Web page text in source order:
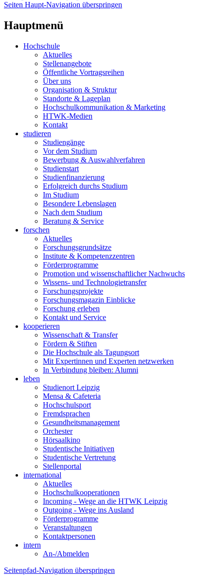
Seiten Haupt-Navigation überspringen
Hauptmenü
Hochschule
Aktuelles
Stellenangebote
Öffentliche Vortragsreihen
Über uns
Organisation & Struktur
Standorte & Lageplan
Hochschulkommunikation & Marketing
HTWK-Medien
Kontakt
studieren
Studiengänge
Vor dem Studium
Bewerbung & Auswahlverfahren
Studienstart
Studienfinanzierung
Erfolgreich durchs Studium
Im Studium
Besondere Lebenslagen
Nach dem Studium
Beratung & Service
forschen
Aktuelles
Forschungsgrundsätze
Institute & Kompetenzzentren
Förderprogramme
Promotion und wissenschaftlicher Nachwuchs
Wissens- und Technologietransfer
Forschungsprojekte
Forschungsmagazin Einblicke
Forschung erleben
Kontakt und Service
kooperieren
Wissenschaft & Transfer
Fördern & Stiften
Die Hochschule als Tagungsort
Mit Expertinnen und Experten netzwerken
In Verbindung bleiben: Alumni
leben
Studienort Leipzig
Mensa & Cafeteria
Hochschulsport
Fremdsprachen
Gesundheitsmanagement
Orchester
Hörsaalkino
Studentische Initiativen
Studentische Vertretung
Stellenportal
international
Aktuelles
Hochschulkooperationen
Incoming - Wege an die HTWK Leipzig
Outgoing - Wege ins Ausland
Förderprogramme
Veranstaltungen
Kontaktpersonen
intern
An-/Abmelden
Seitenpfad-Navigation überspringen